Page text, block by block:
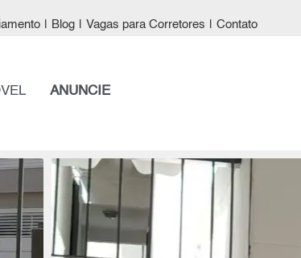
Blog Vagas para Corretores Contato
ANUNCIE